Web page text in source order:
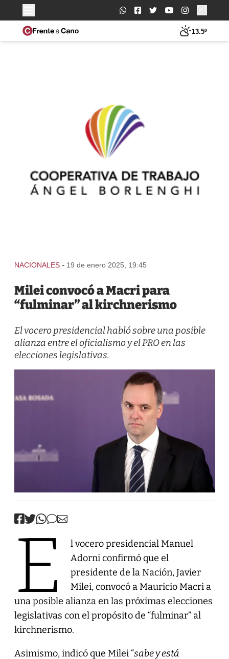
Buscar:
13.5º
NACIONALES - 19 de enero 2025, 19:45
Milei convocó a Macri para
“fulminar” al kirchnerismo
El vocero presidencial habló sobre una posible
alianza entre el oficialismo y el PRO en las
elecciones legislativas.
E
l vocero presidencial Manuel
Adorni confirmó que el
presidente de la Nación, Javier
Milei, convocó a Mauricio Macri a
una posible alianza en las próximas elecciones
legislativas con el propósito de “fulminar” al
kirchnerismo.
Asimismo, indicó que Milei “sabe y está